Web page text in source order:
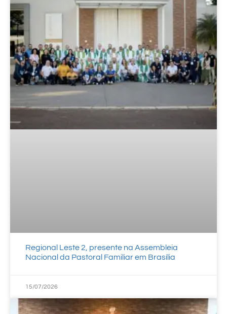
Regional Leste 2, presente na Assembleia
Nacional da Pastoral Familiar em Brasília
15/07/2026